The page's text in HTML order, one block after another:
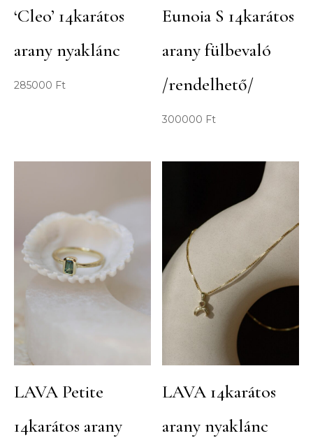
‘Cleo’ 14karátos
arany nyaklánc
285000 Ft
Eunoia S 14karátos
arany fülbevaló
/rendelhető/
300000 Ft
LAVA Petite
14karátos arany
LAVA 14karátos
arany nyaklánc